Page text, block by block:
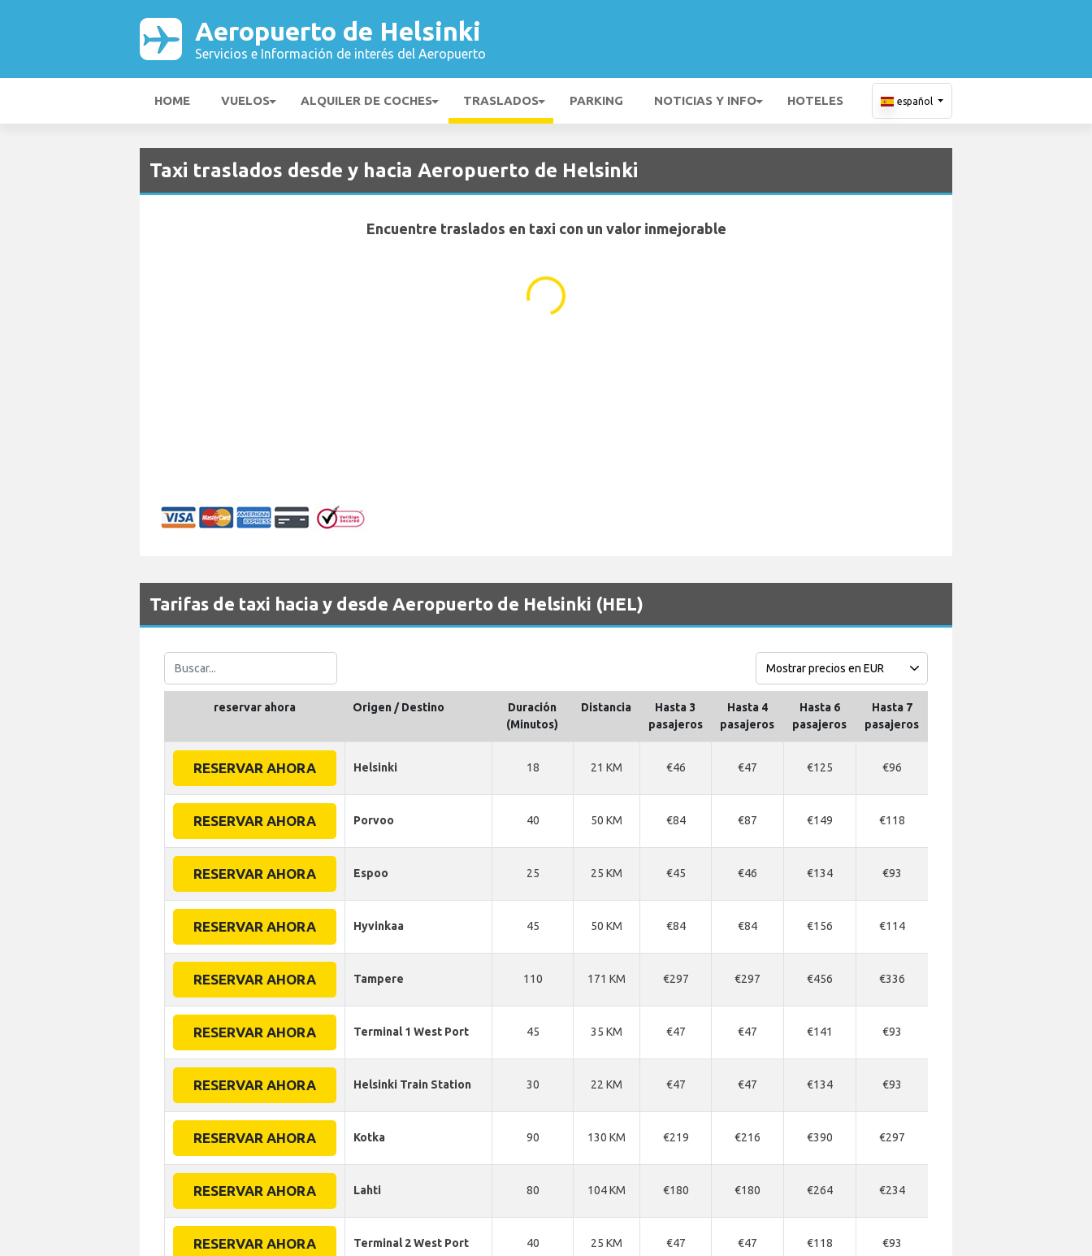
Aeropuerto de Helsinki
Servicios e Información de interés del Aeropuerto
HOME VUELOS ALQUILER DE COCHES TRASLADOS PARKING NOTICIAS Y INFO HOTELES español
Taxi traslados desde y hacia Aeropuerto de Helsinki
Encuentre traslados en taxi con un valor inmejorable
Tarifas de taxi hacia y desde Aeropuerto de Helsinki (HEL)
reservar ahora Origen / Destino
Duración
(Minutos)
Distancia
Hasta 3
pasajeros
Hasta 4
pasajeros
Hasta 6
pasajeros
Hasta 7
pasajeros
RESERVAR AHORA Helsinki 18 21 KM €46 €47 €125 €96
RESERVAR AHORA Porvoo 40 50 KM €84 €87 €149 €118
RESERVAR AHORA Espoo 25 25 KM €45 €46 €134 €93
RESERVAR AHORA Hyvinkaa 45 50 KM €84 €84 €156 €114
RESERVAR AHORA Tampere 110 171 KM €297 €297 €456 €336
RESERVAR AHORA Terminal 1 West Port 45 35 KM €47 €47 €141 €93
RESERVAR AHORA Helsinki Train Station 30 22 KM €47 €47 €134 €93
RESERVAR AHORA Kotka 90 130 KM €219 €216 €390 €297
RESERVAR AHORA Lahti 80 104 KM €180 €180 €264 €234
RESERVAR AHORA Terminal 2 West Port 40 25 KM €47 €47 €118 €93